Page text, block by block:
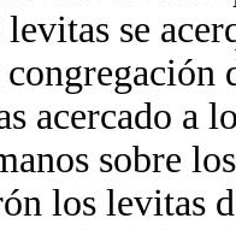
se
acercado a
sobre
los levitas